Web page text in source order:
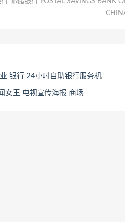
银行 24小时自助银行服务机
女王 电视宣传海报 商场